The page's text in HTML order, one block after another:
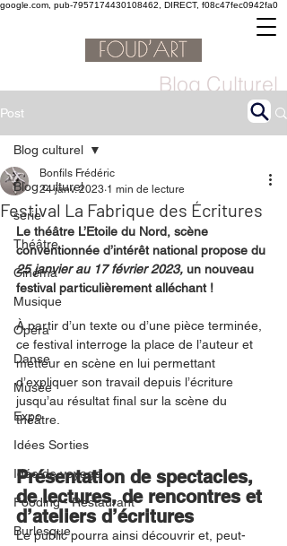
google.com, pub-7957174430108462, DIRECT, f08c47fec0942fa0
Blog Culturel
Post
Blog culturel
serie
Théâtre
Cinéma
Musique
Opéra
Danse
Musée
Expo
Idées Sorties
Idée de voyage
Fooding - Restaurant
Burlesque
Blog culturel
Festival La Fabrique des Écritures
Bonfils Frédéric
24 janv. 2023 1 min de lecture
Le théâtre L’Etoile du Nord, scène
conventionnée d’intérêt national propose du
25 janvier au 17 février 2023, un nouveau
festival particulièrement alléchant !
À partir d’un texte ou d’une pièce terminée,
ce festival interroge la place de l’auteur et
metteur en scène en lui permettant
d’expliquer son travail depuis l’écriture
jusqu’au résultat final sur la scène du
théâtre.
Présentation de spectacles,
de lectures, de rencontres et
d’ateliers d’écritures
Le public pourra ainsi découvrir et, peut-